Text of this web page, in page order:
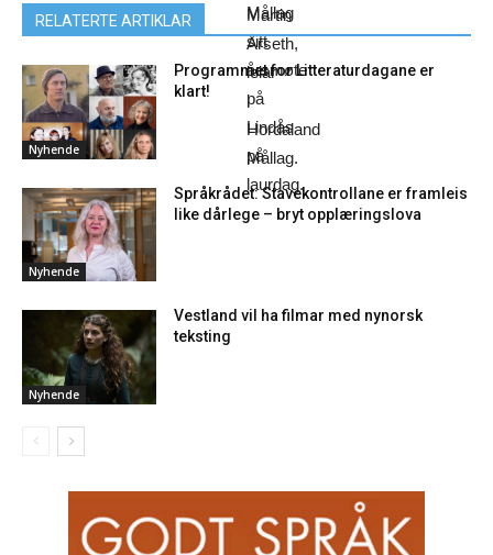
Mållag
sitt
årsmøte
på
Lindås
på
laurdag.
Martin
Årseth,
leiar
i
Hordaland
Mållag.
RELATERTE ARTIKLAR
Nyhende
Programmet for Litteraturdagane er
klart!
Nyhende
Språkrådet: Stavekontrollane er framleis
like dårlege – bryt opplæringslova
Nyhende
Vestland vil ha filmar med nynorsk
teksting